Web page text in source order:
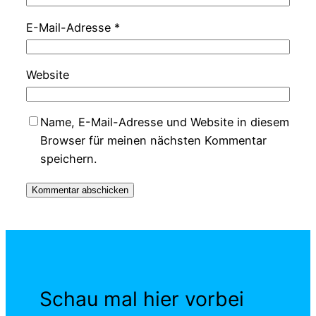
E-Mail-Adresse *
Website
Name, E-Mail-Adresse und Website in diesem
Browser für meinen nächsten Kommentar
speichern.
Schau mal hier vorbei